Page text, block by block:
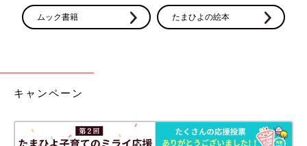
ムック書籍 たまひよの絵本
キャンペーン